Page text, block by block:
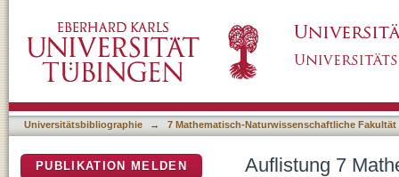
Universitätsbibliographie → 7 Mathematisch-Naturwissenschaftliche Fakultät
Auflistung 7
PUBLIKATION MELDEN